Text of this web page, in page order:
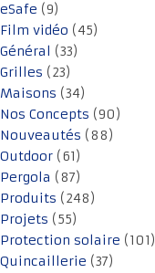
eSafe (9)
Film vidéo (45)
Général (33)
Grilles (23)
Maisons (34)
Nos Concepts (90)
Nouveautés (88)
Outdoor (61)
Pergola (87)
Produits (248)
Projets (55)
Protection solaire (101)
Quincaillerie (37)